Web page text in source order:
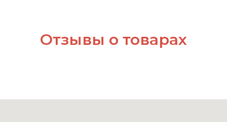
Отзывы о товарах